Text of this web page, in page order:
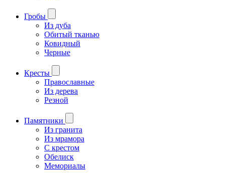
Гробы
Из дуба
Обитый тканью
Ковидный
Черные
Кресты
Православные
Из дерева
Резной
Памятники
Из гранита
Из мрамора
С крестом
Обелиск
Мемориалы